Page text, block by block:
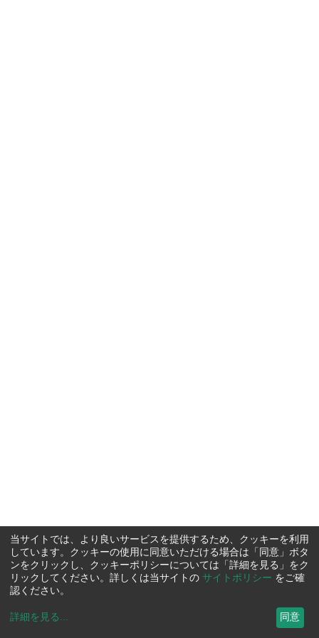
当サイトでは、より良いサービスを提供するため、クッキーを利用
しています。クッキーの使用に同意いただける場合は「同意」ボタ
ンをクリックし、クッキーポリシーについては「詳細を見る」をク
リックしてください。詳しくは当サイトの サイトポリシー をご確
認ください。
詳細を見る ... 同意